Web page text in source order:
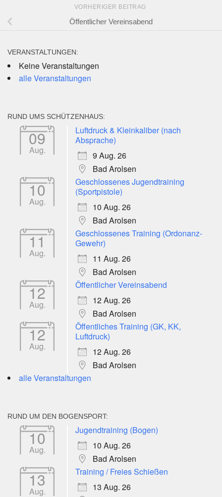
VORHERIGER BEITRAG
Öffentlicher Vereinsabend
VERANSTALTUNGEN:
Keine Veranstaltungen
alle Veranstaltungen
RUND UMS SCHÜTZENHAUS:
09
Aug.
Luftdruck & Kleinkaliber (nach
Absprache)
9 Aug. 26
Bad Arolsen
10
Aug.
Geschlossenes Jugendtraining
(Sportpistole)
10 Aug. 26
Bad Arolsen
11
Aug.
Geschlossenes Training (Ordonanz-
Gewehr)
11 Aug. 26
Bad Arolsen
12
Aug.
Öffentlicher Vereinsabend
12 Aug. 26
Bad Arolsen
12
Aug.
Öffentliches Training (GK, KK,
Luftdruck)
12 Aug. 26
Bad Arolsen
alle Veranstaltungen
RUND UM DEN BOGENSPORT:
10
Aug.
Jugendtraining (Bogen)
10 Aug. 26
Bad Arolsen
13
Aug.
Training / Freies Schießen
13 Aug. 26